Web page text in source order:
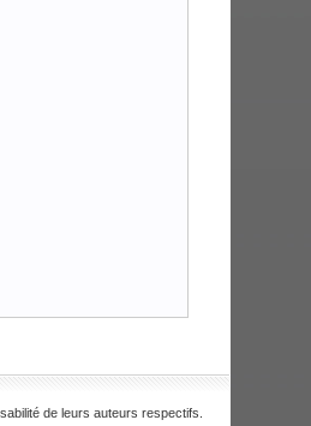
de leurs auteurs respectifs.